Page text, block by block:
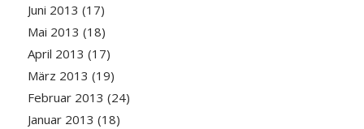
Juni 2013 (17)
Mai 2013 (18)
April 2013 (17)
März 2013 (19)
Februar 2013 (24)
Januar 2013 (18)